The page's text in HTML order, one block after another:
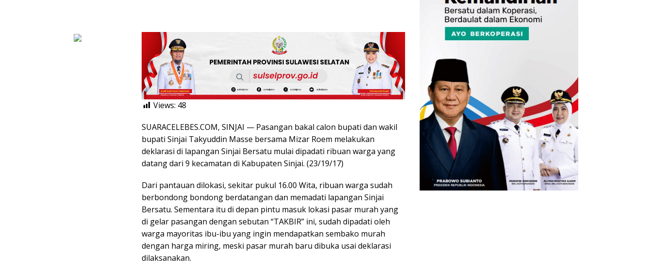
Views: 48
SUARACELEBES.COM, SINJAI — Pasangan bakal calon bupati dan wakil
bupati Sinjai Takyuddin Masse bersama Mizar Roem melakukan
deklarasi di lapangan Sinjai Bersatu mulai dipadati ribuan warga yang
datang dari 9 kecamatan di Kabupaten Sinjai. (23/19/17)
Dari pantauan dilokasi, sekitar pukul 16.00 Wita, ribuan warga sudah
berbondong bondong berdatangan dan memadati lapangan Sinjai
Bersatu. Sementara itu di depan pintu masuk lokasi pasar murah yang
di gelar pasangan dengan sebutan “TAKBIR” ini, sudah dipadati oleh
warga mayoritas ibu-ibu yang ingin mendapatkan sembako murah
dengan harga miring, meski pasar murah baru dibuka usai deklarasi
dilaksanakan.